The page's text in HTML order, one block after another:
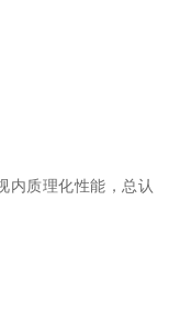
质理化性能，总认